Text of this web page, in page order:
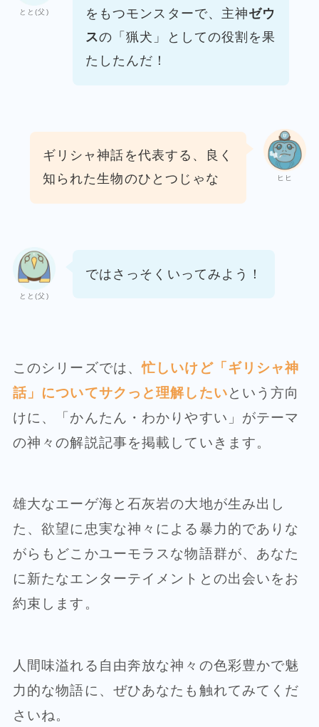
とと(父)
をもつモンスターで、 主神ゼウ
スの「猟犬」としての役割を果
たしたんだ！
ヒヒ
ギリシャ神話を代表する、良く
知られた生物のひとつじゃな
とと(父)
ではさっそくいってみよう！
このシリーズでは、忙しいけど「ギリシャ神
話」についてサクっと理解したいという方向
けに、「かんたん・わかりやすい」がテーマ
の神々の解説記事を掲載していきます。
雄大なエーゲ海と石灰岩の大地が生み出し
た、欲望に忠実な神々による暴力的でありな
がらもどこかユーモラスな物語群が、あなた
に新たなエンターテイメントとの出会いをお
約束します。
人間味溢れる自由奔放な神々の色彩豊かで魅
力的な物語に、ぜひあなたも触れてみてくだ
さいね。